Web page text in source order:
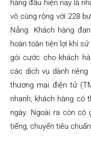
hàng đầu hiện nay là
vô cùng rộng với 228
Nẵng. Khách hàng
hoàn toàn tiện lợi khi
gói cước cho khách
các dịch vụ dành
thương mại điện tử
nhanh, khách hàng có
ngày. Ngoài ra còn có
tiếng, chuyển tiêu